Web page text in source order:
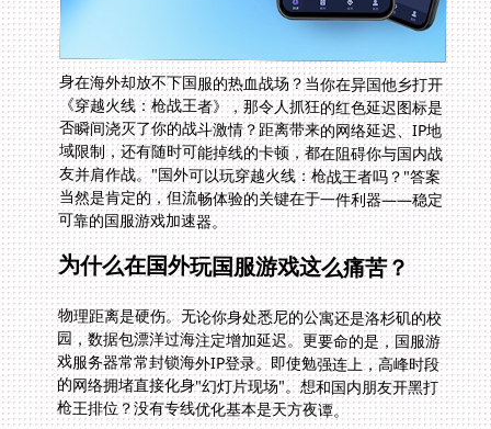
身在海外却放不下国服的热血战场？当你在异国他乡打开
《穿越火线：枪战王者》，那令人抓狂的红色延迟图标是
否瞬间浇灭了你的战斗激情？距离带来的网络延迟、IP地
域限制，还有随时可能掉线的卡顿，都在阻碍你与国内战
友并肩作战。"国外可以玩穿越火线：枪战王者吗？"答案
当然是肯定的，但流畅体验的关键在于一件利器——稳定
可靠的国服游戏加速器。
为什么在国外玩国服游戏这么痛苦？
物理距离是硬伤。无论你身处悉尼的公寓还是洛杉矶的校
园，数据包漂洋过海注定增加延迟。更要命的是，国服游
戏服务器常常封锁海外IP登录。即使勉强连上，高峰时段
的网络拥堵直接化身"幻灯片现场"。想和国内朋友开黑打
枪王排位？没有专线优化基本是天方夜谭。